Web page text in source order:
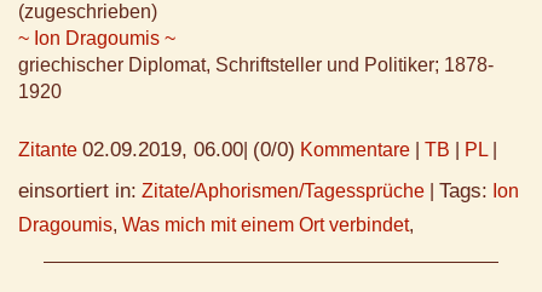
(zugeschrieben)
~ Ion Dragoumis ~
griechischer Diplomat, Schriftsteller und Politiker; 1878-
1920
Zitante 02.09.2019, 06.00 (0/0) Kommentare TB PL
einsortiert in: Zitate/Aphorismen/Tagessprüche Tags: Ion
Dragoumis, Was mich mit einem Ort verbindet,